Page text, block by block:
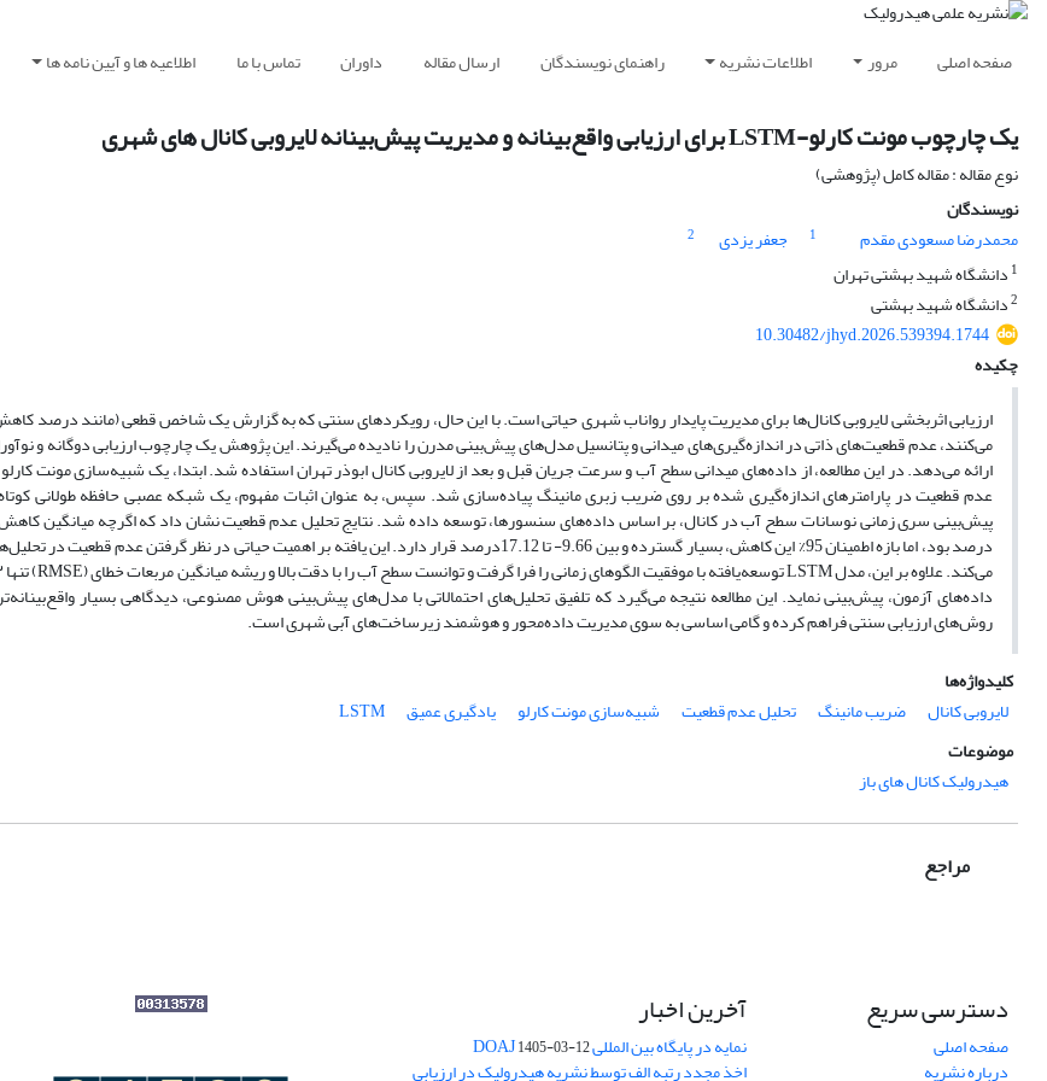
صفحه اصلی مرور اطلاعات نشریه راهنمای نویسندگان ارسال مقاله داوران تماس با ما اطلاعیه ها و آیین نامه ها
یک چارچوب مونت کارلو-LSTM برای ارزیابی واقع‌بینانه و مدیریت پیش‌بینانه لایروبی کانال های شهری
نوع مقاله : مقاله کامل (پژوهشی)
نویسندگان
محمدرضا مسعودی مقدم
1 جعفر یزدی
2
1 دانشگاه شهید بهشتی تهران
2دانشگاه شهید بهشتی
10.30482/jhyd.2026.539394.1744
چکیده
ارزیابی اثربخشی لایروبی کانال‌ها برای مدیریت پایدار رواناب شهری حیاتی است. با این حال، رویکردهای سنتی که به گزارش یک شاخص قطعی (مانند درصد
می‌کنند، عدم قطعیت‌های ذاتی در اندازه‌گیری‌های میدانی و پتانسیل مدل‌های پیش‌بینی مدرن را نادیده می‌گیرند. این پژوهش یک چارچوب ارزیابی دوگانه و
ارائه می‌دهد. در این مطالعه، از داده‌های میدانی سطح آب و سرعت جریان قبل و بعد از لایروبی کانال ابوذر تهران استفاده شد. ابتدا، یک شبیه‌سازی مونت
درصد بود، اما بازه اطمینان 95% این کاهش، بسیار گسترده و بین 9.66- تا 17.12درصد قرار دارد. این یافته بر اهمیت حیاتی در نظر گرفتن
داده‌های آزمون، پیش‌بینی نماید. این مطالعه نتیجه می‌گیرد که تلفیق تحلیل‌های احتمالاتی با مدل‌های پیش‌بینی هوش مصنوعی، دیدگاهی بسیار
روش‌های ارزیابی سنتی فراهم کرده و گامی اساسی به سوی مدیریت داده‌محور و هوشمند زیرساخت‌های آبی شهری است.
کلیدواژه‌ها
لایروبی کانال
ضریب مانینگ تحلیل عدم قطعیت شبیه‌سازی مونت کارلو یادگیری عمیق
LSTM
موضوعات
هیدرولیک کانال های باز
مراجع
دسترسی سریع
صفحه اصلی
درباره نشریه
آخرین اخبار
نمایه در پایگاه بین المللی DOAJ1405-03-12
اخذ مجدد رتبه الف توسط نشریه هیدرولیک در ارزیابی